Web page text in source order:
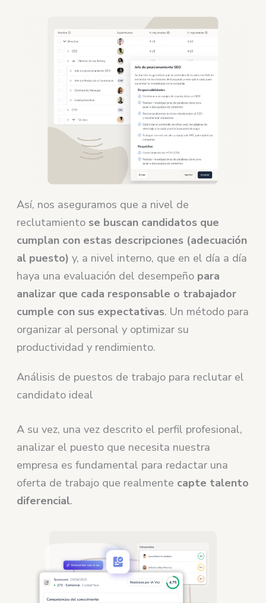
Así, nos aseguramos que a nivel de
reclutamiento se buscan candidatos que
cumplan con estas descripciones (adecuación
al puesto) y, a nivel interno, que en el día a día
haya una evaluación del desempeño para
analizar que cada responsable o trabajador
cumple con sus expectativas. Un método para
organizar al personal y optimizar su
productividad y rendimiento.
Análisis de puestos de trabajo para reclutar el
candidato ideal
A su vez, una vez descrito el perfil profesional,
analizar el puesto que necesita nuestra
empresa es fundamental para redactar una
oferta de trabajo que realmente capte talento
diferencial.